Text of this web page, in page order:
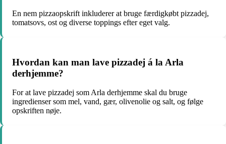
En nem pizzaopskrift inkluderer at bruge færdigkøbt pizzadej,
tomatsovs, ost og diverse toppings efter eget valg.
Hvordan kan man lave pizzadej á la Arla
derhjemme?
For at lave pizzadej som Arla derhjemme skal du bruge
ingredienser som mel, vand, gær, olivenolie og salt, og følge
opskriften nøje.